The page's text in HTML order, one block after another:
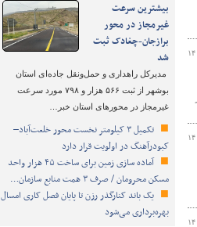
بیشترین سرعت
غیرمجاز در محور
برازجان-چغادک ثبت
شد
مدیرکل راهداری و حمل‌ونقل جاده‌ای استان
بوشهر از ثبت ۵۶۶ هزار و ۷۹۸ مورد سرعت
غیرمجاز در محورهای استان خبر…
تکمیل ۳ کیلومتر نخست محور خلعت‌آباد–
کبودرآهنگ در اولویت قرار دارد
آماده سازی زمین برای ساخت ۴۵ هزار واحد
مسکن محرومان / صرف ۳ همت منابع سازمان…
یک باند کنارگذر رزن تا پایان فصل کاری امسال
بهره‌برداری می‌شود